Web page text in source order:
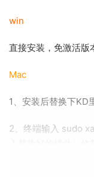
win
直接安装，免激活版
Mac
1、安装后替换下KD
2、终端输入 sudo
iZotope Vocal